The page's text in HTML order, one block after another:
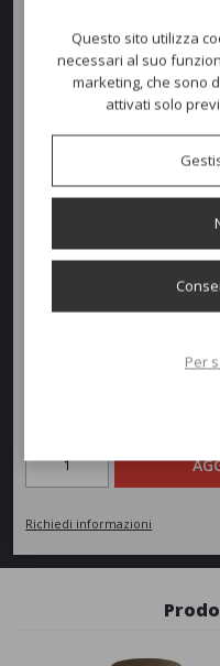
ambienti piccoli e riservati,
Colori disponibili
Dimensioni e peso
Richiedi informazioni
Questo sito utilizza
necessari al suo
marketing, che sono
attivati solo
Per